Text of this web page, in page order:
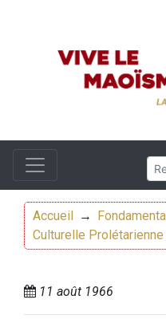
Accueil →
Culturelle Prolétarienne
11 août 1966